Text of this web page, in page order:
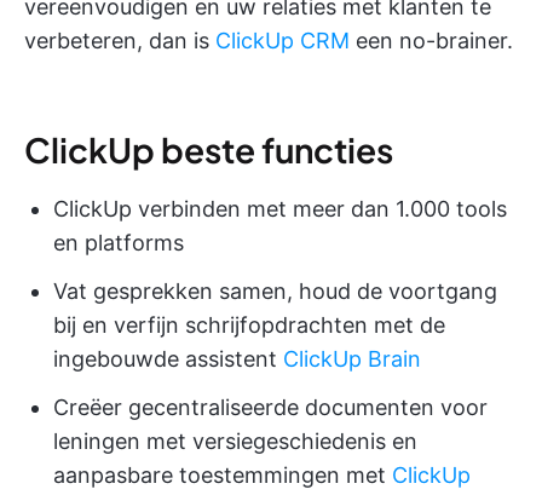
vereenvoudigen en uw relaties met klanten te
verbeteren, dan is ClickUp CRM een no-brainer.
ClickUp beste functies
ClickUp verbinden met meer dan 1.000 tools
en platforms
Vat gesprekken samen, houd de voortgang
bij en verfijn schrijfopdrachten met de
ingebouwde assistent ClickUp Brain
Creëer gecentraliseerde documenten voor
leningen met versiegeschiedenis en
aanpasbare toestemmingen met ClickUp